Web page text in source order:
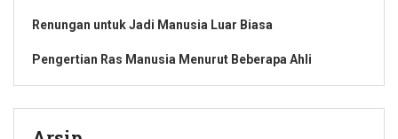
Renungan untuk Jadi Manusia Luar Biasa
Pengertian Ras Manusia Menurut Beberapa Ahli